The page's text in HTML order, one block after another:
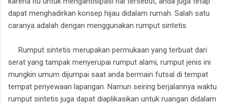
dapat menghadirkan konsep hijau didalam rumah. Salah satu
caranya adalah dengan menggunakan rumput sintetis.
Rumput sintetis merupakan permukaan yang terbuat dari
serat yang tampak menyerupai rumput alami, rumput jenis ini
mungkin umum dijumpai saat anda bermain futsal di tempat
tempat penyewaan lapangan. Namun seiring berjalannya waktu
rumput sintetis juga dapat diaplikasikan untuk ruangan didalam